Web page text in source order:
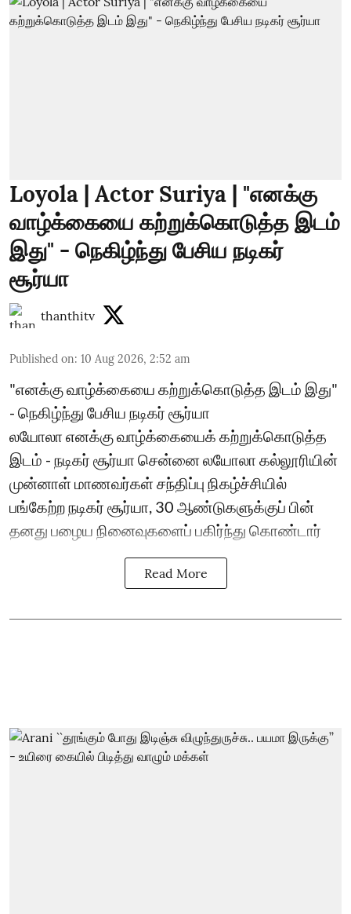
Loyola | Actor Suriya | "எனக்கு
வாழ்க்கையை கற்றுக்கொடுத்த இடம்
இது" - நெகிழ்ந்து பேசிய நடிகர்
சூர்யா
thanthitv
Published on: 10 Aug 2026, 2:52 am
"எனக்கு வாழ்க்கையை கற்றுக்கொடுத்த இடம் இது"
- நெகிழ்ந்து பேசிய நடிகர் சூர்யா
லயோலா எனக்கு வாழ்க்கையைக் கற்றுக்கொடுத்த
இடம் - நடிகர் சூர்யா சென்னை லயோலா கல்லூரியின்
முன்னாள் மாணவர்கள் சந்திப்பு நிகழ்ச்சியில்
பங்கேற்ற நடிகர் சூர்யா, 30 ஆண்டுகளுக்குப் பின்
தனது பழைய நினைவுகளைப் பகிர்ந்து கொண்டார்
Read More